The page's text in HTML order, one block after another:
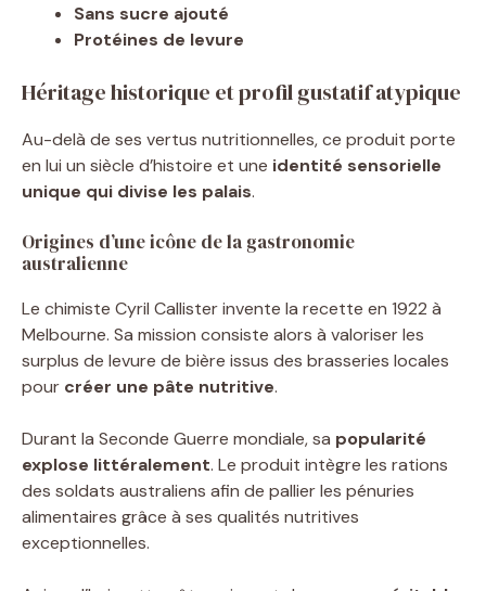
Sans sucre ajouté
Protéines de levure
Héritage historique et profil gustatif atypique
Au-delà de ses vertus nutritionnelles, ce produit porte
en lui un siècle d’histoire et une identité sensorielle
unique qui divise les palais.
Origines d’une icône de la gastronomie
australienne
Le chimiste Cyril Callister invente la recette en 1922 à
Melbourne. Sa mission consiste alors à valoriser les
surplus de levure de bière issus des brasseries locales
pour créer une pâte nutritive.
Durant la Seconde Guerre mondiale, sa popularité
explose littéralement. Le produit intègre les rations
des soldats australiens afin de pallier les pénuries
alimentaires grâce à ses qualités nutritives
exceptionnelles.